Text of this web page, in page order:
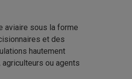
aviaire sous la forme
et des
hautement
ou agents